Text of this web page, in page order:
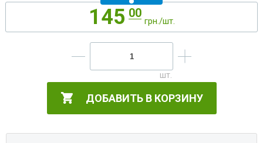
145 00
грн./шт.
ДОБАВИТЬ В КОРЗИНУ